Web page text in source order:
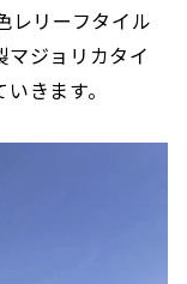
レリーフタイル
ジョリカタイ
きます。